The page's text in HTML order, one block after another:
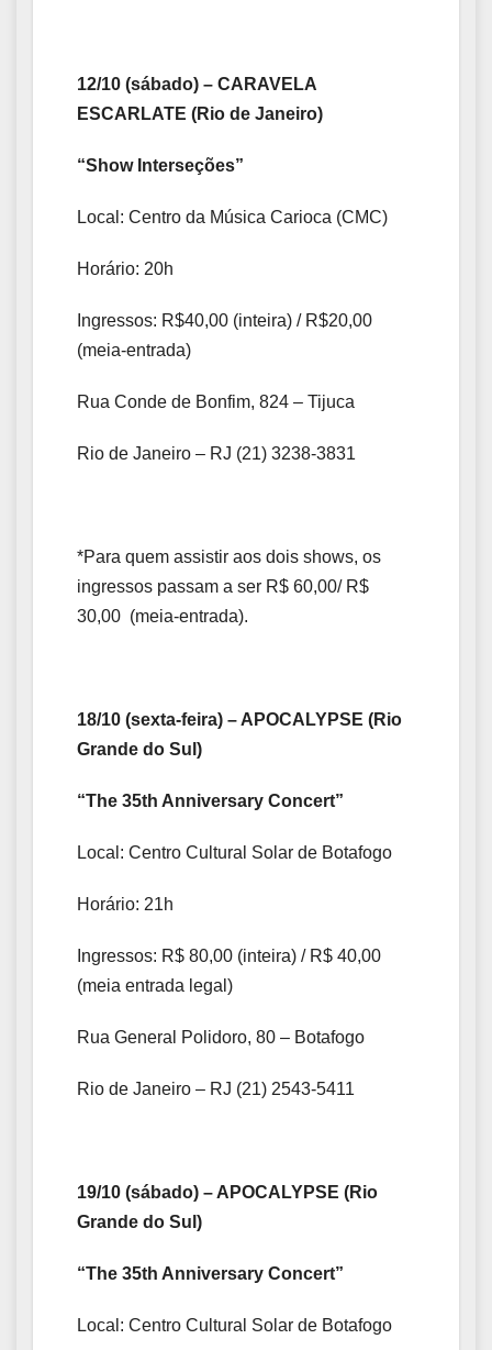
12/10 (sábado) – CARAVELA
ESCARLATE (Rio de Janeiro)
“Show Interseções”
Local: Centro da Música Carioca (CMC)
Horário: 20h
Ingressos: R$40,00 (inteira) / R$20,00
(meia-entrada)
Rua Conde de Bonfim, 824 – Tijuca
Rio de Janeiro – RJ (21) 3238-3831
*Para quem assistir aos dois shows, os
ingressos passam a ser R$ 60,00/ R$
30,00 (meia-entrada).
18/10 (sexta-feira) – APOCALYPSE (Rio
Grande do Sul)
“The 35th Anniversary Concert”
Local: Centro Cultural Solar de Botafogo
Horário: 21h
Ingressos: R$ 80,00 (inteira) / R$ 40,00
(meia entrada legal)
Rua General Polidoro, 80 – Botafogo
Rio de Janeiro – RJ (21) 2543-5411
19/10 (sábado) – APOCALYPSE (Rio
Grande do Sul)
“The 35th Anniversary Concert”
Local: Centro Cultural Solar de Botafogo